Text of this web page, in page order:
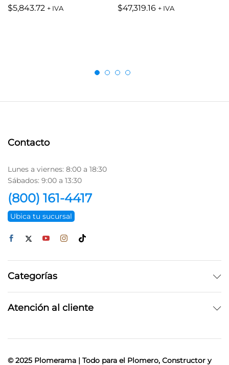
$5,843.72 + IVA $47,319.16 + IVA
Contacto
Lunes a viernes: 8:00 a 18:30
Sábados: 9:00 a 13:30
(800) 161-4417
Ubica tu sucursal
Categorías
Atención al cliente
© 2025 Plomerama | Todo para el Plomero, Constructor y